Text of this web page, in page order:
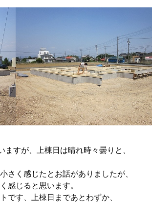
すが、上棟日は晴れ時々曇りと、
さく感じたとお話がありましたが、
感じると思います。
です、上棟日まであとわずか、